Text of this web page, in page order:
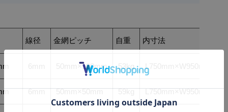
線径 金網ピッチ 自重 内寸法
50mm×100mm 53kg
6mm 50mm×50mm 59kg